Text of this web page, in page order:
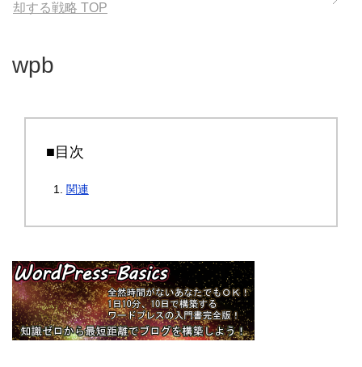
却する戦略 TOP
wpb
■目次
関連